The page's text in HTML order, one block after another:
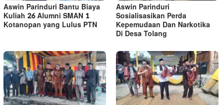
Aswin Parinduri Bantu Biaya
Kuliah 26 Alumni SMAN 1
Kotanopan yang Lulus PTN
Aswin Parinduri
Sosialisasikan Perda
Kepemudaan Dan Narkotika
Di Desa Tolang